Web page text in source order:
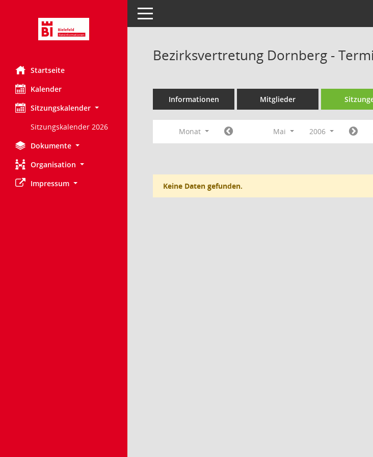
Startseite
Kalender
Sitzungskalender
Sitzungskalender 2026
Dokumente
Organisation
Impressum
Toggle navigation
Bezirksvertretung Dornberg -
Informationen Mitglieder
Monat Mai 2006
Keine Daten gefunden.